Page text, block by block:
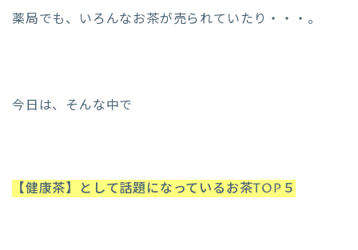
薬局でも、いろんなお茶が売られていたり・・・。
今日は、そんな中で
【健康茶】として話題になっているお茶TOP５